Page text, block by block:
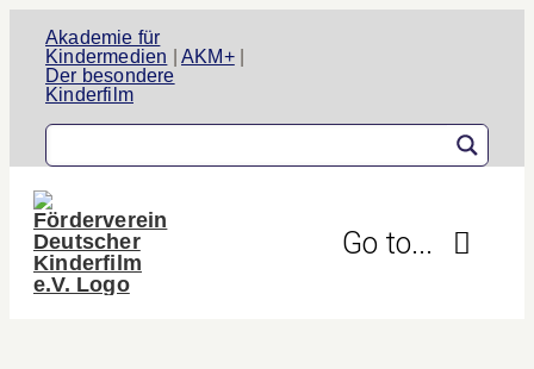
Zum
Inhalt
springen
Akademie für
Kindermedien
AKM+|
Der besondere
Kinderfilm
Go to...